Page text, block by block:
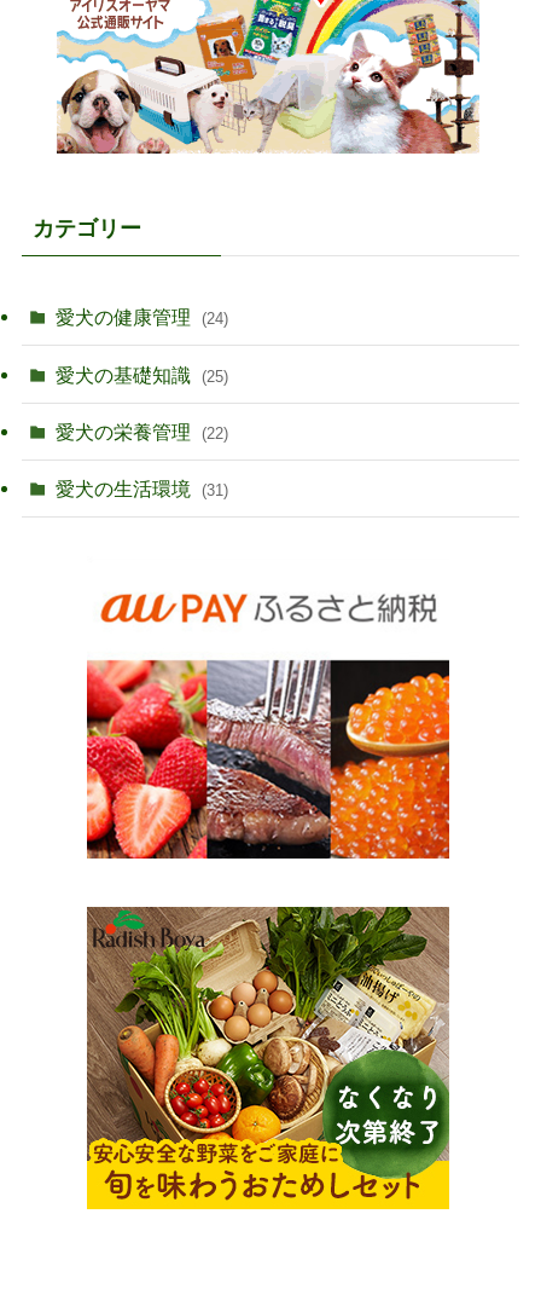
カテゴリー
愛犬の健康管理 (24)
愛犬の基礎知識 (25)
愛犬の栄養管理 (22)
愛犬の生活環境 (31)